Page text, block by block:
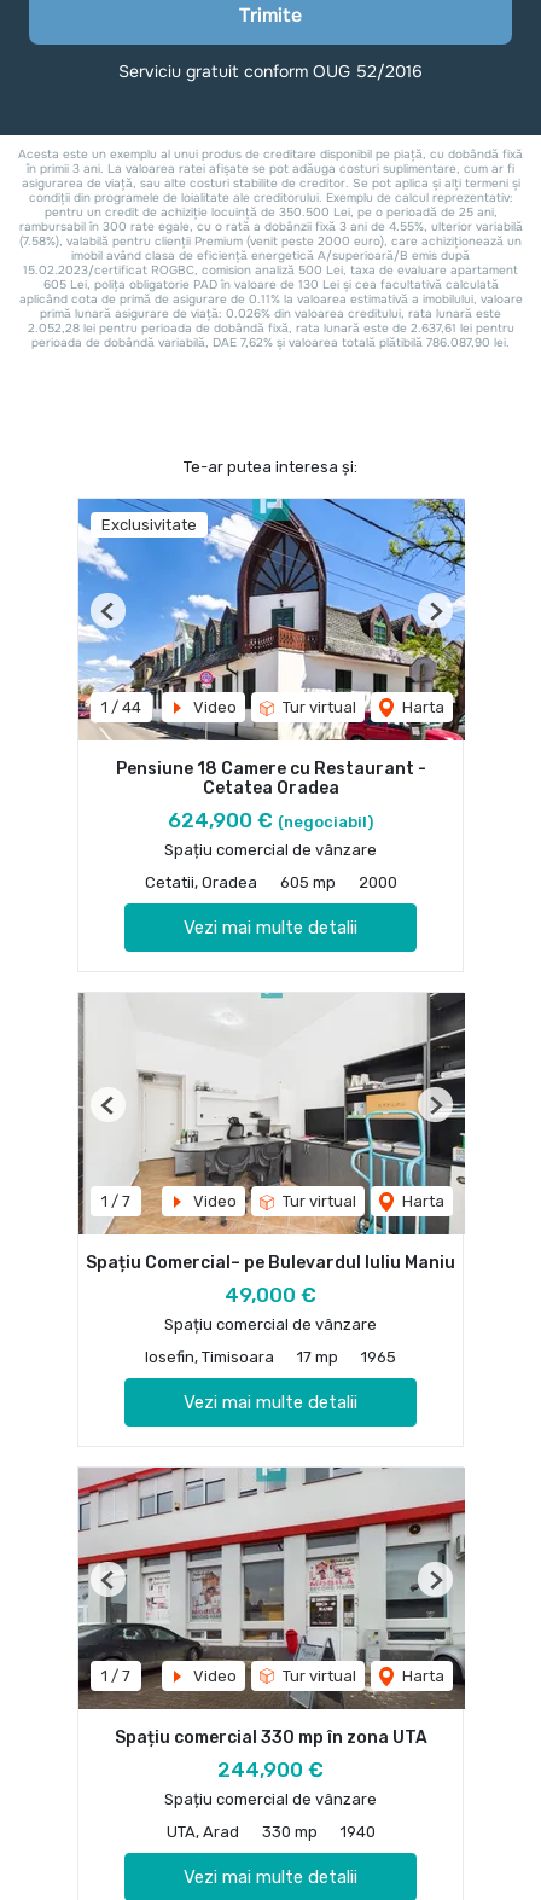
Te-ar putea interesa și:
Exclusivitate
1 / 44 Video Tur virtual Harta
Previous Next
Pensiune 18 Camere cu Restaurant -
Cetatea Oradea
624,900 € (negociabil)
Spațiu comercial de vânzare
Cetatii, Oradea
605 mp 2000
Vezi mai multe detalii
1 / 7 Video Tur virtual Harta
Previous Next
Spațiu Comercial– pe Bulevardul Iuliu Maniu
49,000 €
Spațiu comercial de vânzare
Iosefin, Timisoara
17 mp 1965
Vezi mai multe detalii
1 / 7 Video Tur virtual Harta
Previous Next
Spațiu comercial 330 mp în zona UTA
244,900 €
Spațiu comercial de vânzare
UTA, Arad
330 mp 1940
Vezi mai multe detalii